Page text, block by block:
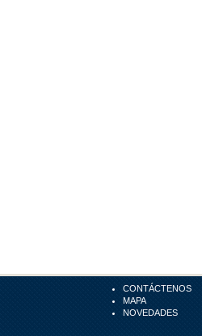
CONTÁCTENOS
MAPA
NOVEDADES